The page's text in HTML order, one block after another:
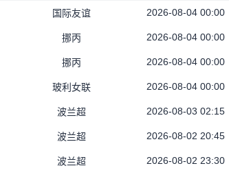
国际友谊 2026-08-04 00:00
挪丙 2026-08-04 00:00
挪丙 2026-08-04 00:00
玻利女联 2026-08-04 00:00
波兰超 2026-08-03 02:15
波兰超 2026-08-02 20:45
波兰超 2026-08-02 23:30